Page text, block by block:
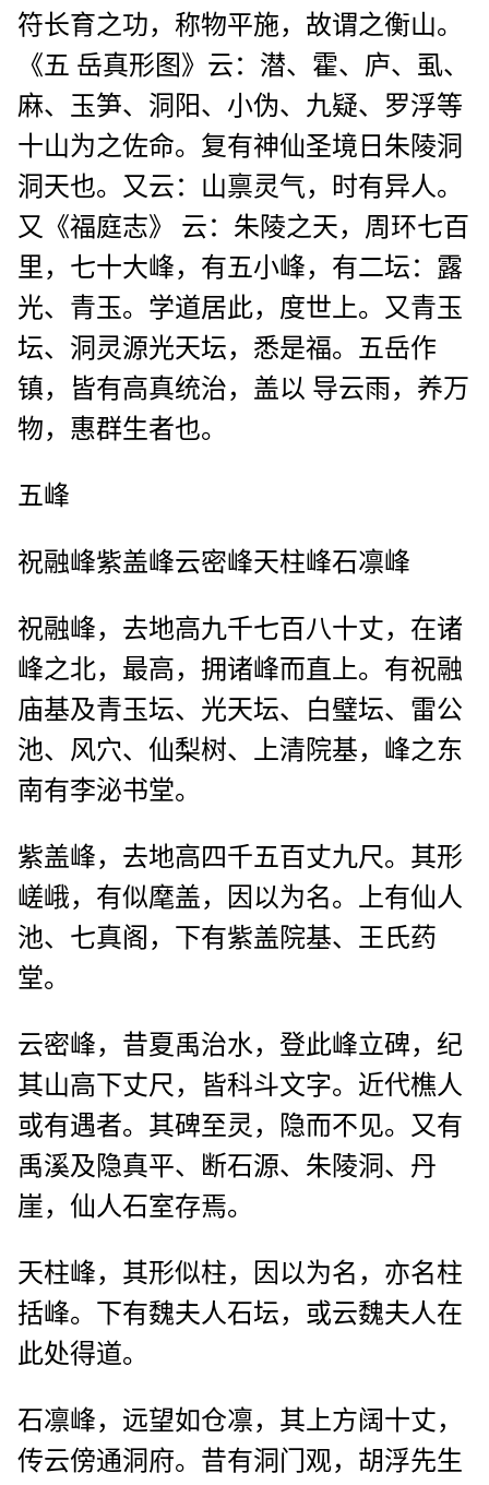
符长育之功，称物平施，故谓之衡山。
《五 岳真形图》云：潜、霍、庐、虱、
麻、玉笋、洞阳、小伪、九疑、罗浮等
十山为之佐命。复有神仙圣境日朱陵洞
洞天也。又云：山禀灵气，时有异人。
又《福庭志》 云：朱陵之天，周环七百
里，七十大峰，有五小峰，有二坛：露
光、青玉。学道居此，度世上。又青玉
坛、洞灵源光天坛，悉是福。五岳作
镇，皆有高真统治，盖以 导云雨，养万
物，惠群生者也。
五峰
祝融峰紫盖峰云密峰天柱峰石凛峰
祝融峰，去地高九千七百八十丈，在诸
峰之北，最高，拥诸峰而直上。有祝融
庙基及青玉坛、光天坛、白璧坛、雷公
池、风穴、仙梨树、上清院基，峰之东
南有李泌书堂。
紫盖峰，去地高四千五百丈九尺。其形
嵯峨，有似麾盖，因以为名。上有仙人
池、七真阁，下有紫盖院基、王氏药
堂。
云密峰，昔夏禹治水，登此峰立碑，纪
其山高下丈尺，皆科斗文字。近代樵人
或有遇者。其碑至灵，隐而不见。又有
禹溪及隐真平、断石源、朱陵洞、丹
崖，仙人石室存焉。
天柱峰，其形似柱，因以为名，亦名柱
括峰。下有魏夫人石坛，或云魏夫人在
此处得道。
石凛峰，远望如仓凛，其上方阔十丈，
传云傍通洞府。昔有洞门观，胡浮先生